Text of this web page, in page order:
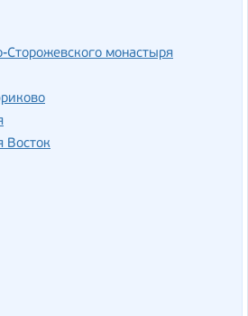
Сторожевского монастыря
Восток